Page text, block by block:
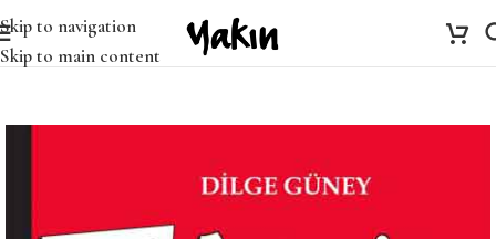
Skip to navigation
Skip to main content